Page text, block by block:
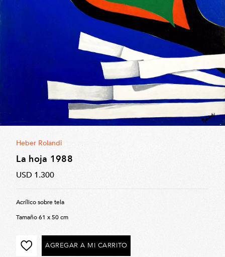
Heber Rolandi
La hoja 1988
USD 1.300
Acrílico sobre tela
Tamaño 61 x 50 cm
AGREGAR A MI CARRITO